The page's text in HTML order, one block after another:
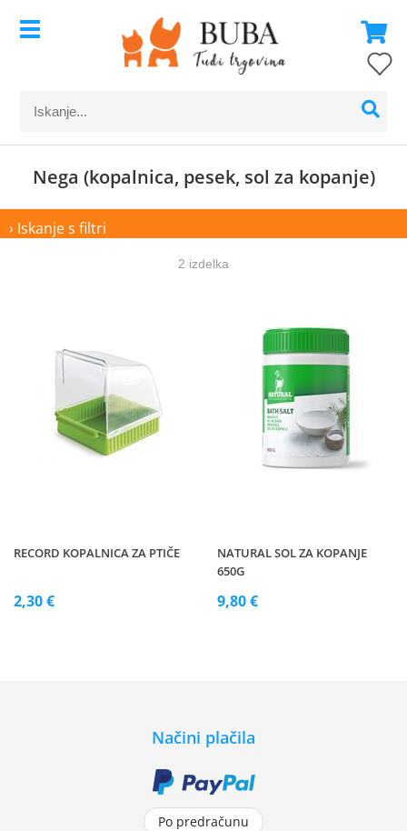
Nega (kopalnica, pesek, sol za kopanje)
› Iskanje s filtri
2 izdelka
RECORD KOPALNICA ZA PTIČE
2,30 €
NATURAL SOL ZA KOPANJE
650G
9,80 €
Načini plačila
Po predračunu